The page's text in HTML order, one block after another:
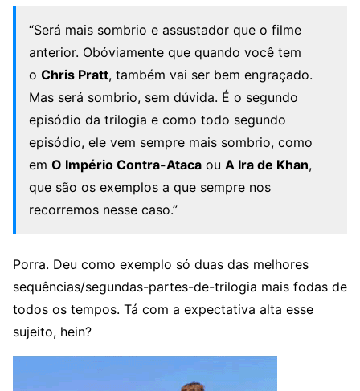
“Será mais sombrio e assustador que o filme
anterior. Obóviamente que quando você tem
o Chris Pratt, também vai ser bem engraçado.
Mas será sombrio, sem dúvida. É o segundo
episódio da trilogia e como todo segundo
episódio, ele vem sempre mais sombrio, como
em O Império Contra-Ataca ou A Ira de Khan,
que são os exemplos a que sempre nos
recorremos nesse caso.”
Porra. Deu como exemplo só duas das melhores
sequências/segundas-partes-de-trilogia mais fodas de
todos os tempos. Tá com a expectativa alta esse
sujeito, hein?